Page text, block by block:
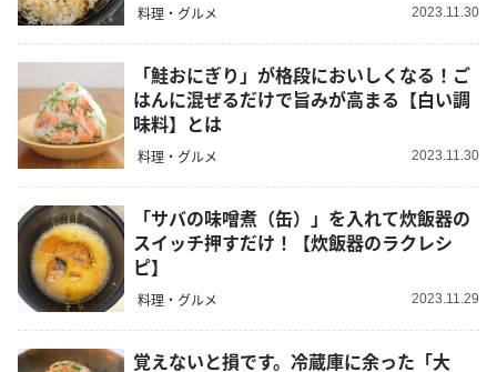
料理・グルメ 2023.11.30
「鮭おにぎり」が格段においしくなる！ご
はんに混ぜるだけで旨みが高まる【白い調
味料】とは
料理・グルメ 2023.11.30
「サバの味噌煮（缶）」を入れて炊飯器の
スイッチ押すだけ！【炊飯器のラクレシ
ピ】
料理・グルメ 2023.11.29
覚えないと損です。冷蔵庫に余った「大